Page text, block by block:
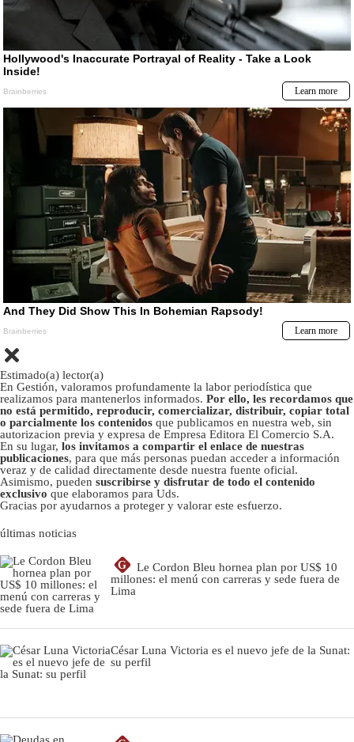
Estimado(a) lector(a)
En Gestión, valoramos profundamente la labor periodística que
realizamos para mantenerlos informados. Por ello, les recordamos que
no está permitido, reproducir, comercializar, distribuir, copiar total
o parcialmente los contenidos que publicamos en nuestra web, sin
autorizacion previa y expresa de Empresa Editora El Comercio S.A.
En su lugar, los invitamos a compartir el enlace de nuestras
publicaciones, para que más personas puedan acceder a información
veraz y de calidad directamente desde nuestra fuente oficial.
Asimismo, pueden suscribirse y disfrutar de todo el contenido
exclusivo que elaboramos para Uds.
Gracias por ayudarnos a proteger y valorar este esfuerzo.
últimas noticias
G
Le Cordon Bleu hornea plan por US$ 10
millones: el menú con carreras y sede fuera de
Lima
César Luna Victoria es el nuevo jefe de la Sunat:
su perfil